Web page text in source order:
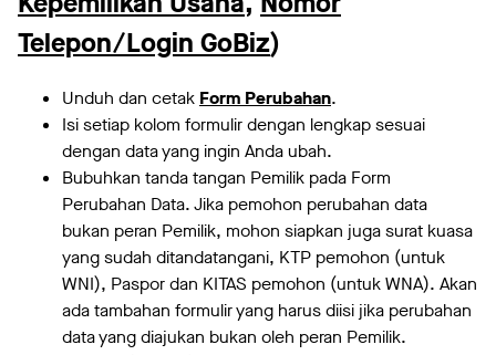
Telepon/Login GoBiz)
Unduh dan cetak Form Perubahan.
Isi setiap kolom formulir dengan lengkap sesuai
dengan data yang ingin Anda ubah.
Bubuhkan tanda tangan Pemilik pada Form
Perubahan Data. Jika pemohon perubahan data
bukan peran Pemilik, mohon siapkan juga surat kuasa
yang sudah ditandatangani, KTP pemohon (untuk
WNI), Paspor dan KITAS pemohon (untuk WNA). Akan
ada tambahan formulir yang harus diisi jika perubahan
data yang diajukan bukan oleh peran Pemilik.